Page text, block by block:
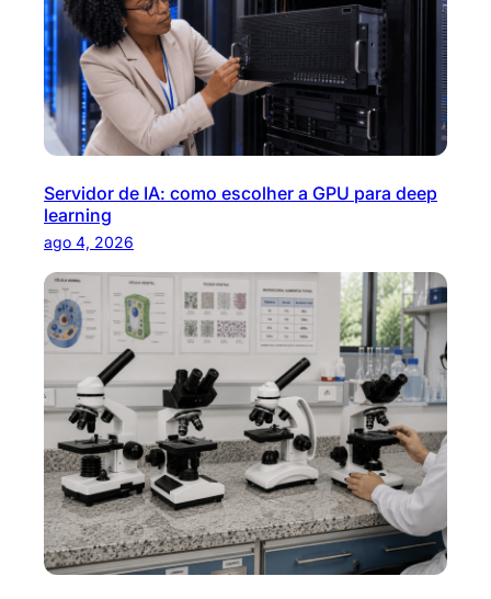
Servidor de IA: como escolher a GPU para deep
learning
ago 4, 2026